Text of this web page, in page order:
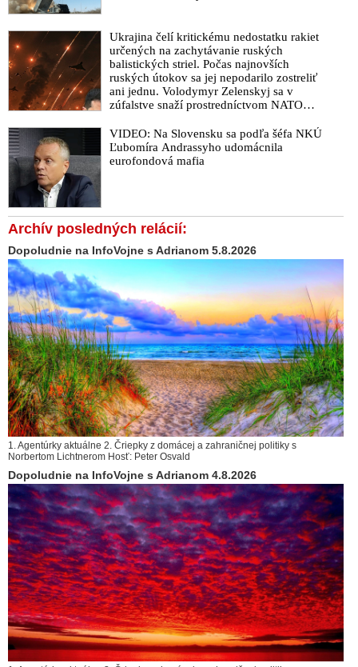
Ukrajina čelí kritickému nedostatku rakiet
určených na zachytávanie ruských
balistických striel. Počas najnovších
ruských útokov sa jej nepodarilo zostreliť
ani jednu. Volodymyr Zelenskyj sa v
zúfalstve snaží prostredníctvom NATO
VIDEO: Na Slovensku sa podľa šéfa NKÚ
Ľubomíra Andrassyho udomácnila
eurofondová mafia
Archív posledných relácií:
Dopoludnie na InfoVojne s Adrianom 5.8.2026
1. Agentúrky aktuálne 2. Čriepky z domácej a zahraničnej politiky s
Norbertom Lichtnerom Hosť: Peter Osvald
Dopoludnie na InfoVojne s Adrianom 4.8.2026